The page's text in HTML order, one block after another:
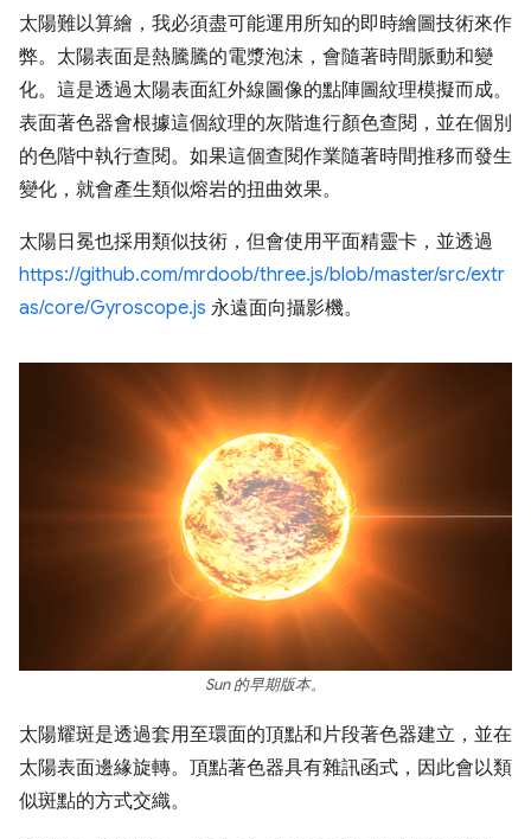
太陽難以算繪，我必須盡可能運用所知的即時繪圖技術來作
弊。太陽表面是熱騰騰的電漿泡沫，會隨著時間脈動和變
化。這是透過太陽表面紅外線圖像的點陣圖紋理模擬而成。
表面著色器會根據這個紋理的灰階進行顏色查閱，並在個別
的色階中執行查閱。如果這個查閱作業隨著時間推移而發生
變化，就會產生類似熔岩的扭曲效果。
太陽日冕也採用類似技術，但會使用平面精靈卡，並透過
https://github.com/mrdoob/three.js/blob/master/src/extr
as/core/Gyroscope.js 永遠面向攝影機。
Sun 的早期版本。
太陽耀斑是透過套用至環面的頂點和片段著色器建立，並在
太陽表面邊緣旋轉。頂點著色器具有雜訊函式，因此會以類
似斑點的方式交織。